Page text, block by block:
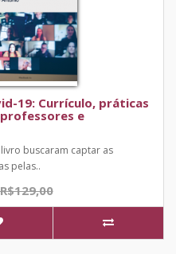
19: Currículo, práticas
e
buscaram captar as
pelas..
R$129,00